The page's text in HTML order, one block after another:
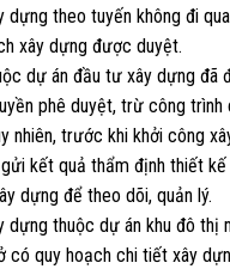
dựng theo tuyến không đi
xây dựng được duyệt.
dự án đầu tư xây dựng đã
phê duyệt, trừ công trình
nhiên, trước khi khởi công
kết quả thẩm định thiết
dựng để theo dõi, quản lý.
dựng thuộc dự án khu đô thị
có quy hoạch chi tiết xây